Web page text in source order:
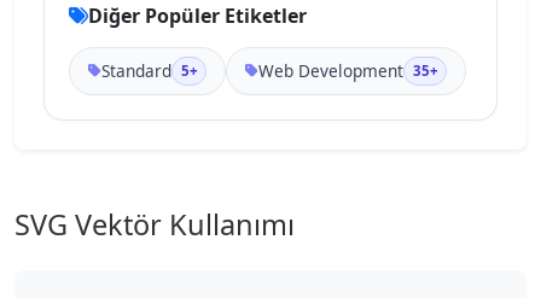
Diğer Popüler Etiketler
Standard 5+ Web Development 35+
SVG Vektör Kullanımı